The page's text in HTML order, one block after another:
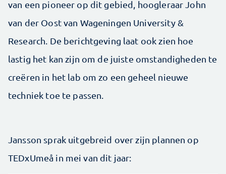
van een pioneer op dit gebied, hoogleraar John
van der Oost van Wageningen University &
Research. De berichtgeving laat ook zien hoe
lastig het kan zijn om de juiste omstandigheden te
creëren in het lab om zo een geheel nieuwe
techniek toe te passen.
Jansson sprak uitgebreid over zijn plannen op
TEDxUmeå in mei van dit jaar: